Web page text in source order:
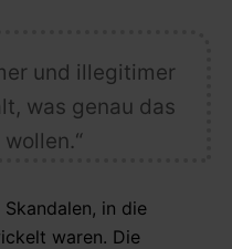
und illegitimer
was genau das
in die
waren. Die